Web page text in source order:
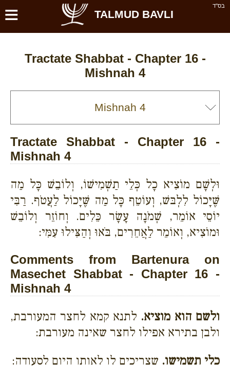
בס''ד ≡ TALMUD BAVLI
Tractate Shabbat - Chapter 16 -
Mishnah 4
Tractate Shabbat - Chapter 16 -
Mishnah 4
וּלְשָׁם מוֹצִיא כָל כְּלֵי תַשְׁמִישׁוֹ, וְלוֹבֵשׁ כָּל מַה
שֶּׁיָּכוֹל לִלְבּשׁ, וְעוֹטֵף כָּל מַה שֶּׁיָּכוֹל לַעֲטֹף. רַבִּי
יוֹסֵי אוֹמֵר, שְׁמֹנָה עָשָׂר כֵּלִים. וְחוֹזֵר וְלוֹבֵשׁ
וּמוֹצִיא, וְאוֹמֵר לַאֲחֵרִים, בֹּאוּ וְהַצִּילוּ עִמִּי:
Comments from Bartenura on
Masechet Shabbat - Chapter 16 -
Mishnah 4
ולשם הוא מוציא. לתנא קמא לחצר המעורבת,
ולבן בתירא אפילו לחצר שאינה מעורבת:
כלי תשמישו. שצריכים לו לאותו היום לסעודה: